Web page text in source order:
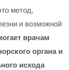
метод,
и возможной
врачам
органа и
исхода